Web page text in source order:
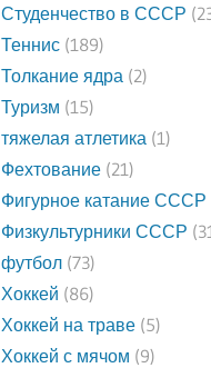
Студенчество в СССР
Теннис (189)
Толкание ядра (2)
Туризм (15)
тяжелая атлетика (1)
Фехтование (21)
Фигурное катание СССР
Физкультурники СССР
футбол (73)
Хоккей (86)
Хоккей на траве (5)
Хоккей с мячом (9)